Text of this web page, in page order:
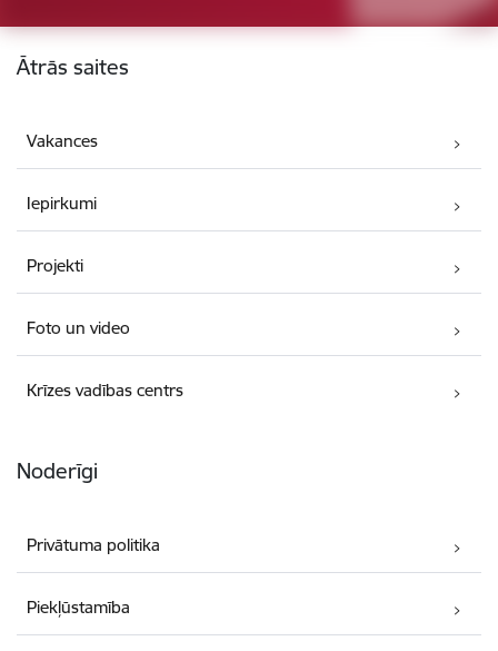
Kājene
Ātrās saites
Vakances
Iepirkumi
Projekti
Foto un video
Krīzes vadības centrs
Noderīgi
Privātuma politika
Piekļūstamība